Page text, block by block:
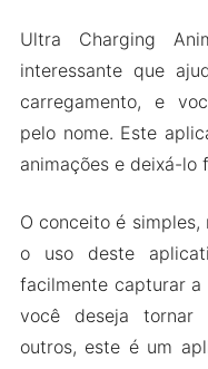
Várias
Versão Mod
Recursos
Baixe Ultra
Ultra Charging
interessante que
carregamento, e
pelo nome. Este
animações e deixá-lo
O conceito é
o uso deste
facilmente capturar a
você deseja tornar
outros, este é um